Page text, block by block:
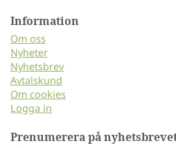
Information
Om oss
Nyheter
Nyhetsbrev
Avtalskund
Om cookies
Logga in
Prenumerera på